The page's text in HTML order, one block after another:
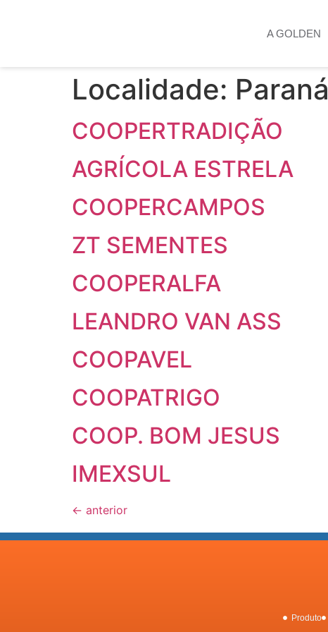
A GOLDEN
Localidade: Paraná
COOPERTRADIÇÃO
AGRÍCOLA ESTRELA
COOPERCAMPOS
ZT SEMENTES
COOPERALFA
LEANDRO VAN ASS
COOPAVEL
COOPATRIGO
COOP. BOM JESUS
IMEXSUL
← anterior
Produto